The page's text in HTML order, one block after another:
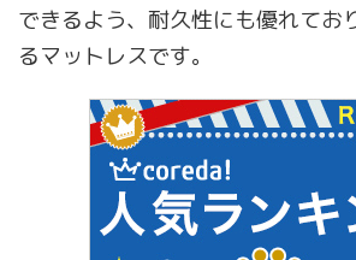
できるよう、耐久性にも優れてお
るマットレスです。